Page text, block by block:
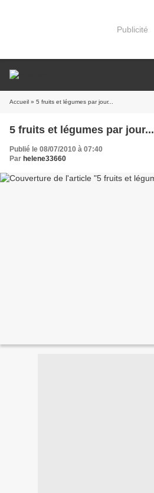
Publicité
Accueil » 5 fruits et légumes par jour...
5 fruits et légumes par jour...
Publié le 08/07/2010 à 07:40
Par helene33660